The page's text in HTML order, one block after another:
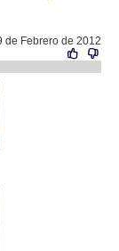
de Febrero de 2012